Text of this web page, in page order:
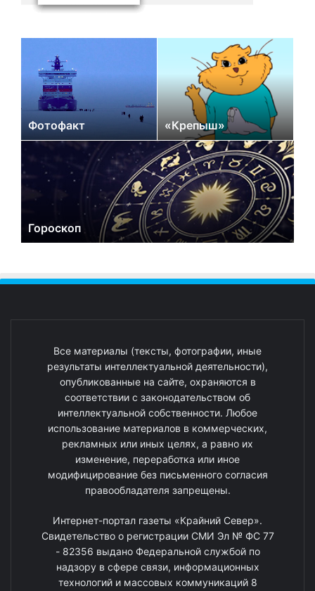
Фотофакт «Крепыш»
Гороскоп
Все материалы (тексты, фотографии, иные
результаты интеллектуальной деятельности),
опубликованные на сайте, охраняются в
соответствии с законодательством об
интеллектуальной собственности. Любое
использование материалов в коммерческих,
рекламных или иных целях, а равно их
изменение, переработка или иное
модифицирование без письменного согласия
правообладателя запрещены.
Интернет-портал газеты «Крайний Север».
Свидетельство о регистрации СМИ Эл № ФС 77
- 82356 выдано Федеральной службой по
надзору в сфере связи, информационных
технологий и массовых коммуникаций 8